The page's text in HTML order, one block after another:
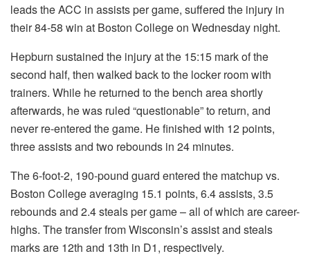
leads the ACC in assists per game, suffered the injury in
their 84-58 win at Boston College on Wednesday night.
Hepburn sustained the injury at the 15:15 mark of the
second half, then walked back to the locker room with
trainers. While he returned to the bench area shortly
afterwards, he was ruled “questionable” to return, and
never re-entered the game. He finished with 12 points,
three assists and two rebounds in 24 minutes.
The 6-foot-2, 190-pound guard entered the matchup vs.
Boston College averaging 15.1 points, 6.4 assists, 3.5
rebounds and 2.4 steals per game – all of which are career-
highs. The transfer from Wisconsin’s assist and steals
marks are 12th and 13th in D1, respectively.